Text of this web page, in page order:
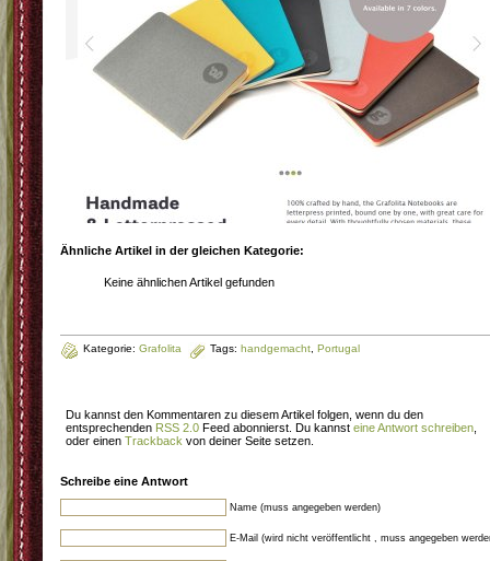
Ähnliche Artikel in der gleichen Kategorie:
Keine ähnlichen Artikel gefunden
Kategorie: Grafolita Tags: handgemacht Portugal
Du kannst den Kommentaren zu diesem Artikel folgen, wenn du den
entsprechenden RSS 2.0 Feed abonnierst. Du kannst eine Antwort schreiben
oder einen Trackback von deiner Seite setzen.
Schreibe eine Antwort
Name (muss angegeben werden)
E-Mail (wird nicht veröffentlicht , muss angegeben